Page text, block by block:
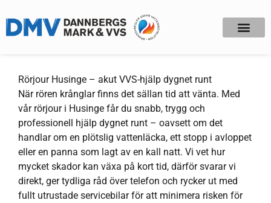
Rörjour Husinge – akut VVS-hjälp dygnet runt
När rören krånglar finns det sällan tid att vänta. Med
vår rörjour i Husinge får du snabb, trygg och
professionell hjälp dygnet runt – oavsett om det
handlar om en plötslig vattenläcka, ett stopp i avloppet
eller en panna som lagt av en kall natt. Vi vet hur
mycket skador kan växa på kort tid, därför svarar vi
direkt, ger tydliga råd över telefon och rycker ut med
fullt utrustade servicebilar för att minimera risken för